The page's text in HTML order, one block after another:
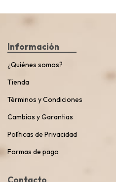
Información
¿Quiénes somos?
Tienda
Términos y Condiciones
Cambios y Garantias
Políticas de Privacidad
Formas de pago